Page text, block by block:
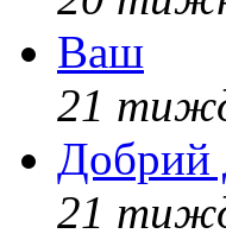
Ваш
21
Добрий
21